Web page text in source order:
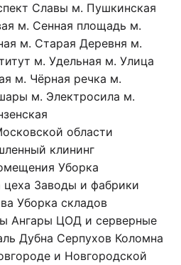
Славы м. Пушкинская
м. Сенная площадь м.
м. Старая Деревня м.
м. Удельная м. Улица
м. Чёрная речка м.
м. Электросила м.
области
клининг
Уборка
цеха Заводы и фабрики
Уборка складов
Ангары ЦОД и серверные
Дубна Серпухов Коломна
и Новгородской